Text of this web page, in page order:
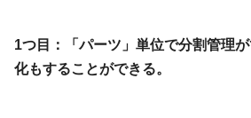
1つ目：「パーツ」単位で分割管理
化もすることができる。